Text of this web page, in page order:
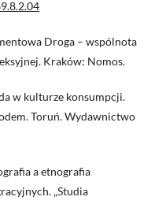
Droga – wspólnota
Kraków: Nomos.
w kulturze konsumpcji.
Toruń. Wydawnictwo
a etnografia
„Studia